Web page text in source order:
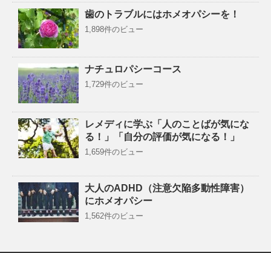
歯のトラブルにはホメオパシーを！
1,898件のビュー
ナチュロパシーコース
1,729件のビュー
レメディに学ぶ「人のことばが気にな
る！」「自分の評価が気になる！」
1,659件のビュー
大人のADHD（注意欠陥多動性障害）
にホメオパシー
1,562件のビュー